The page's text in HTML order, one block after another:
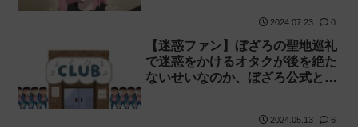
2024.07.23 0
【迷惑ファン】ぼざろの聖地巡礼
で迷惑をかけるオタクが後を絶た
ないせいなのか、ぼざろ公式と下
2024.05.13 6